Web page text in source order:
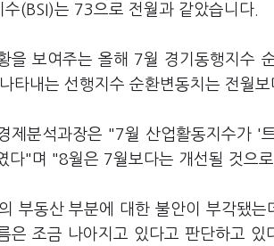
(BSI)는 73으로 전월과 같았습니다.
을 보여주는 올해 7월 경기동행지수
타내는 선행지수 순환변동치는 전월
제분석과장은 "7월 산업활동지수가 '
다"며 "8월은 7월보다는 개선될 것으
부동산 부분에 대한 불안이 부각됐
은 조금 나아지고 있다고 판단하고